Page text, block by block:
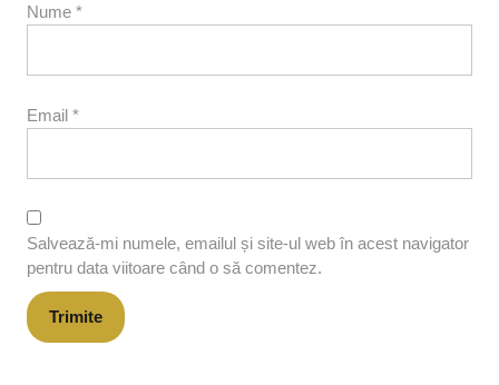
Nume *
Email *
Salvează-mi numele, emailul și site-ul web în acest navigator
pentru data viitoare când o să comentez.